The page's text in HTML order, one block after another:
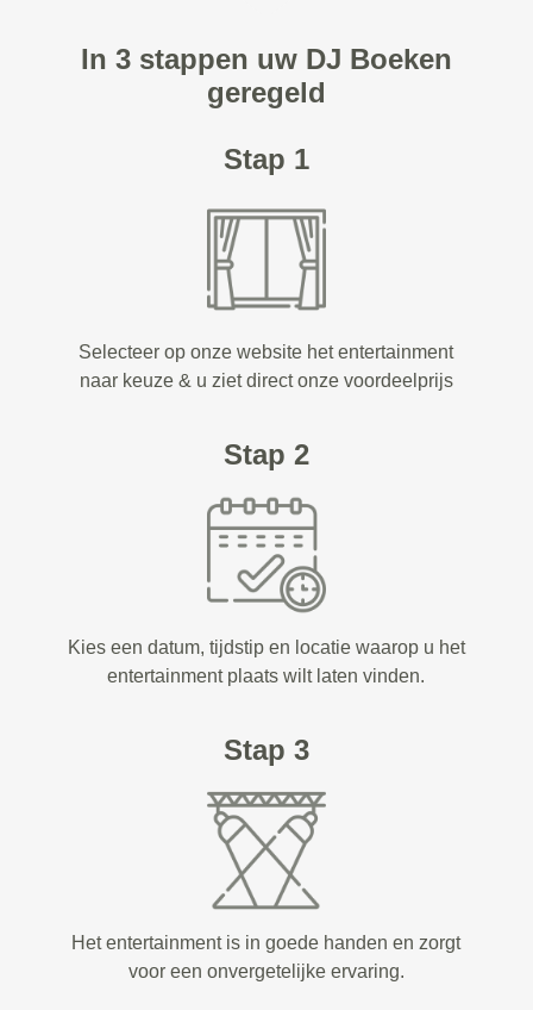
In 3 stappen uw DJ Boeken
geregeld
Stap 1
Selecteer op onze website het entertainment
naar keuze & u ziet direct onze voordeelprijs
Stap 2
Kies een datum, tijdstip en locatie waarop u het
entertainment plaats wilt laten vinden.
Stap 3
Het entertainment is in goede handen en zorgt
voor een onvergetelijke ervaring.